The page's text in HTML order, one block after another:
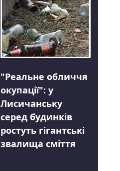
"Реальне обличчя
окупації": у
Лисичанську
серед будинків
ростуть гігантські
звалища сміття